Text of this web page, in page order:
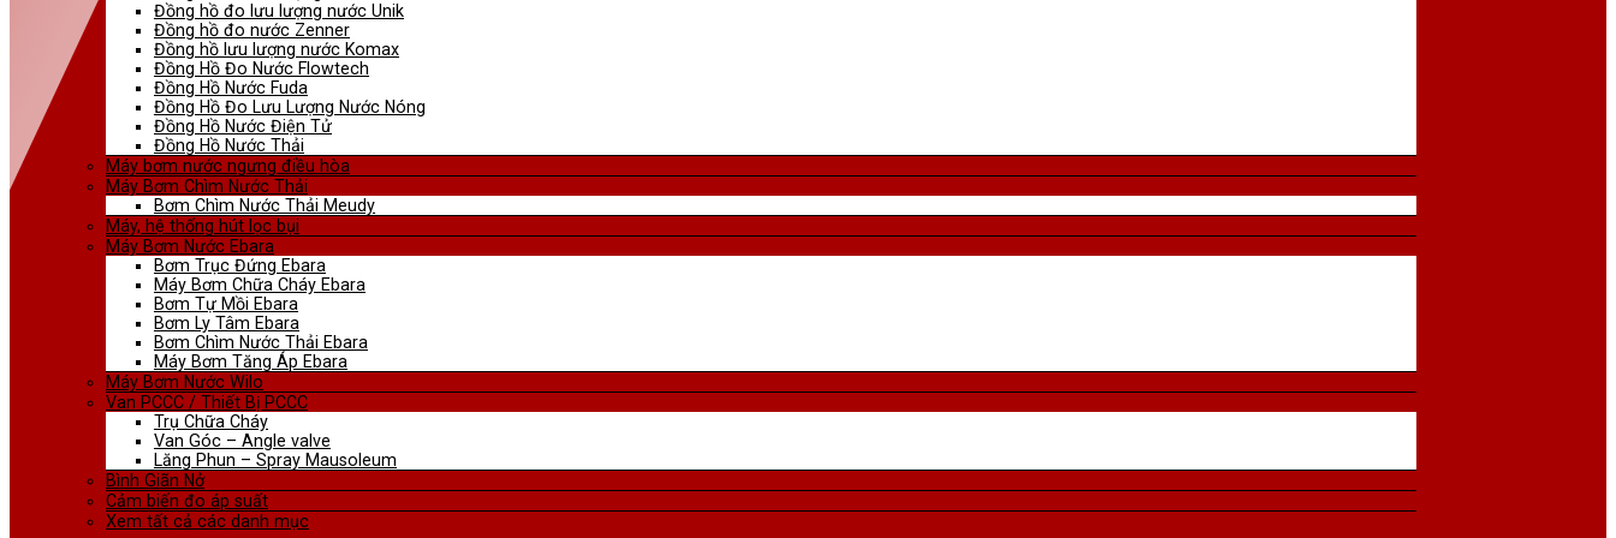
Đồng hồ đo lưu lượng nước Unik
Đồng hồ đo nước Zenner
Đồng hồ lưu lượng nước Komax
Đồng Hồ Đo Nước Flowtech
Đồng Hồ Nước Fuda
Đồng Hồ Đo Lưu Lượng Nước Nóng
Đồng Hồ Nước Điện Tử
Đồng Hồ Nước Thải
Máy bơm nước ngưng điều hòa
Máy Bơm Chìm Nước Thải
Bơm Chìm Nước Thải Meudy
Máy, hệ thống hút lọc bụi
Máy Bơm Nước Ebara
Bơm Trục Đứng Ebara
Máy Bơm Chữa Cháy Ebara
Bơm Tự Mồi Ebara
Bơm Ly Tâm Ebara
Bơm Chìm Nước Thải Ebara
Máy Bơm Tăng Áp Ebara
Máy Bơm Nước Wilo
Van PCCC / Thiết Bị PCCC
Trụ Chữa Cháy
Van Góc – Angle valve
Lăng Phun – Spray Mausoleum
Bình Giãn Nở
Cảm biến đo áp suất
Xem tất cả các danh mục